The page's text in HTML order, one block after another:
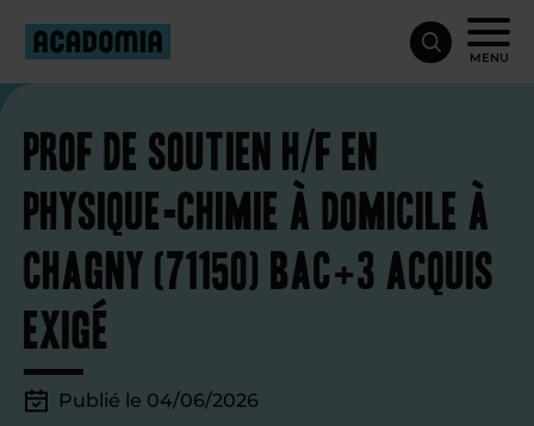
MENU
Prof de soutien H/F en
physique-chimie à domicile à
Chagny (71150) Bac+3 acquis
exigé
Publié le 04/06/2026